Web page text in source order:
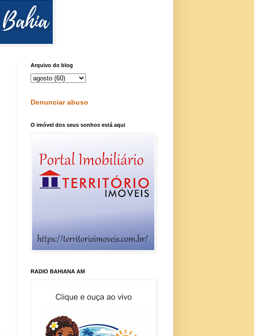
Arquivo do blog
Denunciar abuso
O imóvel dos seus sonhos está aqui
RADIO BAHIANA AM